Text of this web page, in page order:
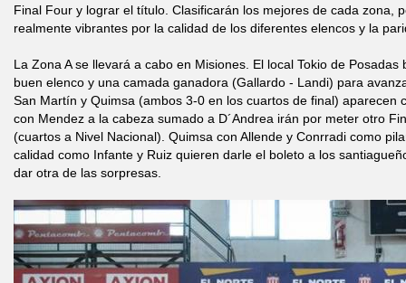
Final Four y lograr el título. Clasificarán los mejores de cada zona,
realmente vibrantes por la calidad de los diferentes elencos y la
La Zona A se llevará a cabo en Misiones. El local Tokio de
buen elenco y una camada ganadora (Gallardo - Landi) para
San Martín y Quimsa (ambos 3-0 en los cuartos de final) aparecen
con Mendez a la cabeza sumado a D´Andrea irán por meter otro
(cuartos a Nivel Nacional). Quimsa con Allende y Conrradi como
calidad como Infante y Ruiz quieren darle el boleto a los
dar otra de las sorpresas.